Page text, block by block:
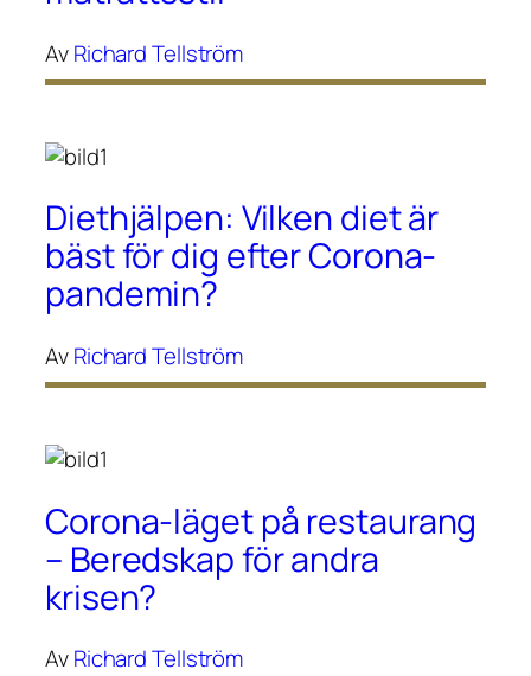
AvRichard Tellström
Diethjälpen: Vilken diet är
bäst för dig efter Corona-
pandemin?
AvRichard Tellström
Corona-läget på restaurang
– Beredskap för andra
krisen?
AvRichard Tellström